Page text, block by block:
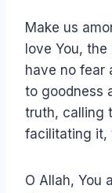
Make us
love You,
have no fear
to goodness
truth, calling
facilitating it,
O Allah, You